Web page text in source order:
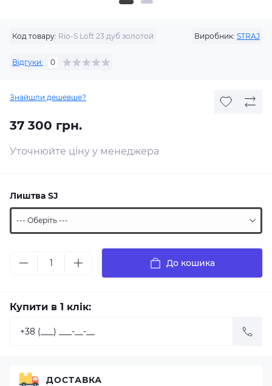
Код товару: Rio-S Loft 23 дуб золотой Виробник: STRAJ
Відгуки: 0
Знайшли дешевше?
37 300 грн.
Уточнюйте ціну у менеджера
Лиштва SJ
До кошика
Купити в 1 клік:
ДОСТАВКА